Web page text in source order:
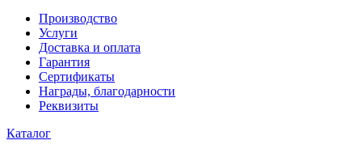
Производство
Услуги
Доставка и оплата
Гарантия
Сертификаты
Награды, благодарности
Реквизиты
Каталог